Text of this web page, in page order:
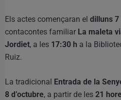
Els actes començaran el dilluns 7
contacontes familiar La maleta
Jordiet, a les 17:30 h a la
Ruiz.
La tradicional Entrada de la
8 d’octubre, a partir de les 21